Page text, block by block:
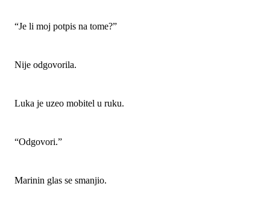
“Je li moj potpis na tome?”
Nije odgovorila.
Luka je uzeo mobitel u ruku.
“Odgovori.”
Marinin glas se smanjio.